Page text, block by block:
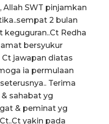
Allah SWT pinjamkan
2 bulan
keguguran..Ct Redha
bersyukur
Ct jawapan diatas
ia permulaan
Terima
& sahabat yg
& peminat yg
yakin pada